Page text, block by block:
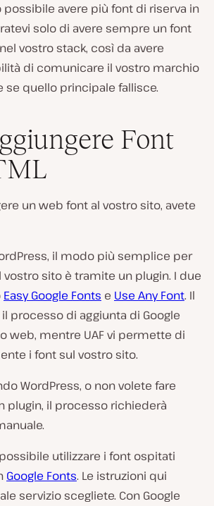
avere più font di riserva in
solo di avere sempre un font
vostro stack, così da avere
di comunicare il vostro marchio
se quello principale fallisce.
Font
un web font al vostro sito, avete
il modo più semplice per
sito è tramite un plugin. I due
Easy Google Fonts e Use Any Font. Il
processo di aggiunta di Google
web, mentre UAF vi permette di
i font sul vostro sito.
WordPress, o non volete fare
plugin, il processo richiederà
utilizzare i font ospitati
Google Fonts. Le istruzioni qui
servizio scegliete. Con Google